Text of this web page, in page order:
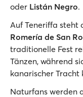
oder Listán Negro.
Auf Teneriffa steht
Romería de San
traditionelle Fest
Tänzen, während
kanarischer Tracht
Naturfans werden